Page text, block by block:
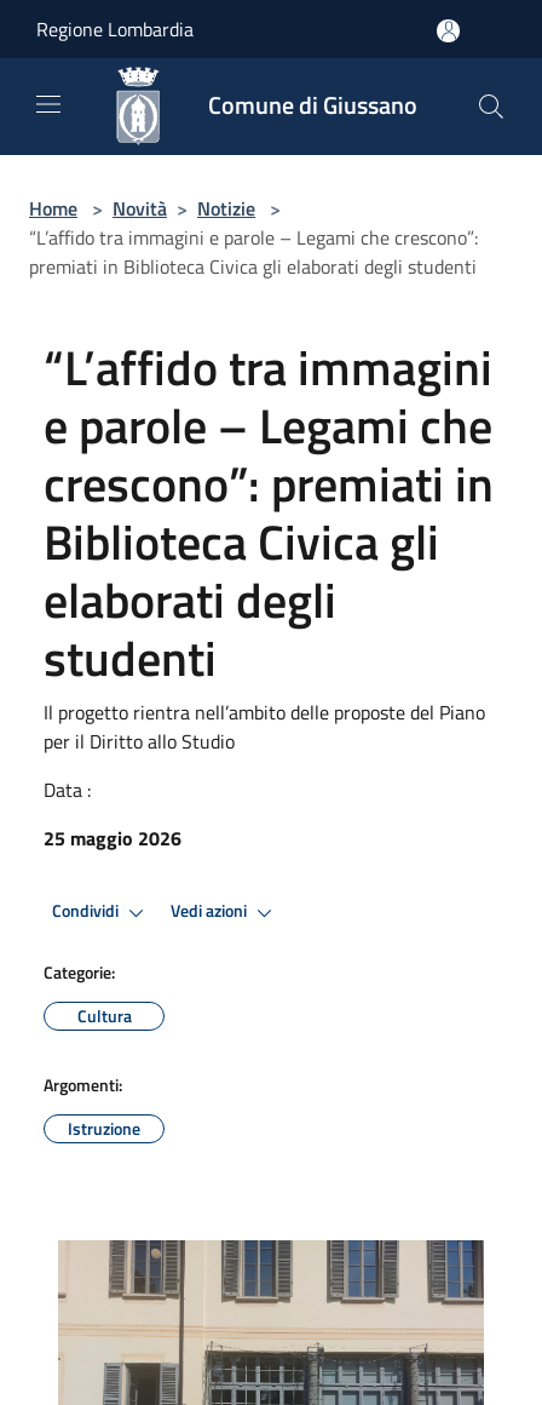
Regione Lombardia
Comune di Giussano
Home > Novità > Notizie >
“L’affido tra immagini e parole – Legami che crescono”:
premiati in Biblioteca Civica gli elaborati degli studenti
“L’affido tra immagini
e parole – Legami che
crescono”: premiati in
Biblioteca Civica gli
elaborati degli
studenti
Il progetto rientra nell’ambito delle proposte del Piano
per il Diritto allo Studio
Data :
25 maggio 2026
Condividi Vedi azioni
Categorie:
Cultura
Argomenti:
Istruzione